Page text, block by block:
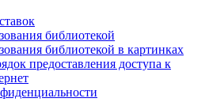
библиотекой
библиотекой в картинках
предоставления доступа к